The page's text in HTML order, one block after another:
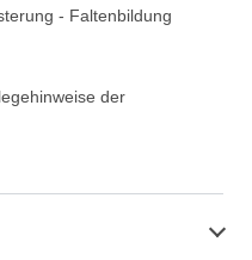
- Faltenbildung
der